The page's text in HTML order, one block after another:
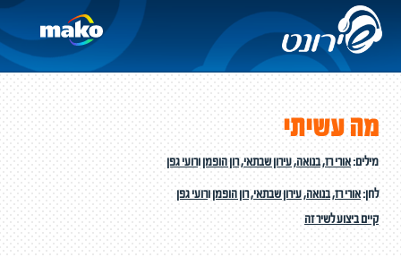
מה עשיתי
מילים:אורי רז,בנואה,עירון שבתאי,רון הופמןורועי גפן
לחן:אורי רז,בנואה,עירון שבתאי,רון הופמןורועי גפן
קיים ביצוע לשיר זה